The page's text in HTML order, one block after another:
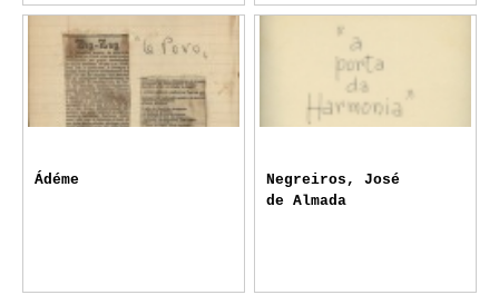
Ádéme
Negreiros, José
de Almada